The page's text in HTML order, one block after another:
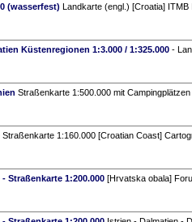
(wasserfest) Landkarte (engl.) [Croatia]
Küstenregionen 1:3.000 / 1:325.000-
Straßenkarte 1:500.000 mit
Straßenkarte 1:160.000 [Croatian Coast]
Straßenkarte 1:200.000[Hrvatska obala]